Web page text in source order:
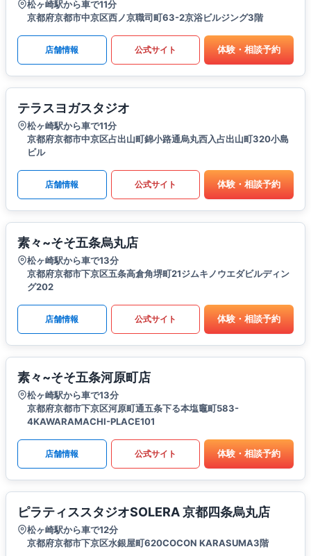
松ヶ崎駅から車で11分
京都府京都市中京区西ノ京職司町63-2京浴ビルジング3階
店舗情報 公式サイト 体験・相談予約
テラスヨガスタジオ
松ヶ崎駅から車で11分
京都府京都市中京区占出山町錦小路通烏丸西入占出山町320小島
ビル
店舗情報 公式サイト 体験・相談予約
素々~そそ五条烏丸店
松ヶ崎駅から車で13分
京都府京都市下京区五条高倉角堺町21ジムキノウエダビルディン
グ202
店舗情報 公式サイト 体験・相談予約
素々~そそ五条河原町店
松ヶ崎駅から車で13分
京都府京都市下京区河原町通五条下る本塩竈町583-
4KAWARAMACHI-PLACE101
店舗情報 公式サイト 体験・相談予約
ピラティススタジオSOLERA 京都四条烏丸店
松ヶ崎駅から車で12分
京都府京都市下京区水銀屋町620COCON KARASUMA3階